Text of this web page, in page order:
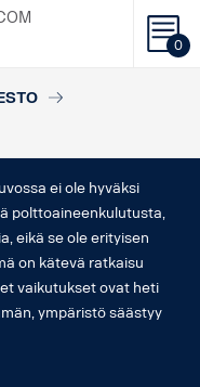
0
ei ole hyväksi
polttoaineenkulutusta,
eikä se ole erityisen
on kätevä ratkaisu
vaikutukset ovat heti
ympäristö säästyy